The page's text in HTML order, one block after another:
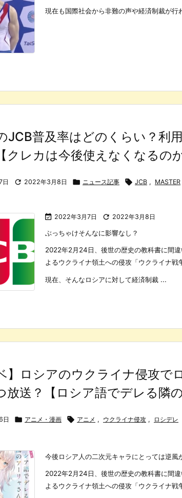
現在も国際社会から非難の声や経済制裁が
JCB普及率はどのくらい？利
クレカは今後使えなくなるのか
日  2022年3月8日  ニュース記事  JCB , MASTER
 2022年3月7日  2022年3月8日
ぶっちゃけそんなに影響なし？
2022年2月24日、後世の歴史の教科書に間
よるウクライナ領土への侵攻「ウクライナ戦
現在、そんなロシアに対して経済制裁 ...
】ロシアのウクライナ侵攻で
放送？【ロシア語でデレる隣
日  アニメ・漫画  アニメ , ウクライナ侵攻 , ロシデレ
今後ロシア人の二次元キャラにとっては逆風
2022年2月24日、後世の歴史の教科書に間
よるウクライナ領土への侵攻「ウクライナ戦